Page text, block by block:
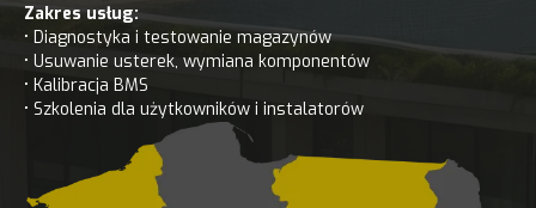
Zakres usług:
• Diagnostyka i testowanie magazynów
• Usuwanie usterek, wymiana komponentów
• Kalibracja BMS
• Szkolenia dla użytkowników i instalatorów